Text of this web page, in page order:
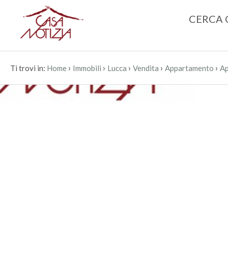
CERCA
Ti trovi in: Home › Immobili › Lucca › Vendita › Appartamento ›